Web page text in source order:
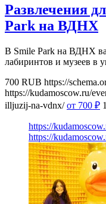
Развлечения
Park на ВДНХ
В Smile Park на ВДНХ
лабиринтов и музеев в
700 RUB https://
https://kudamoscow.ru/
illjuzij-na-vdnx/ от 700 ₽
https://
https://